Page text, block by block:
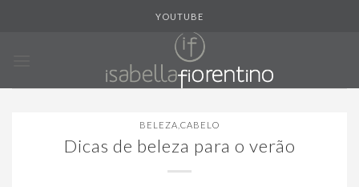
YOUTUBE
BELEZA CABELO
Dicas de beleza para o verão